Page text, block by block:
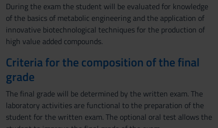
During the exam the student will be evaluated for knowledge
of the basics of metabolic engineering and the application of
innovative biotechnological techniques for the production of
high value added compounds.
Criteria for the composition of the final
grade
The final grade will be determined by the written exam. The
laboratory activities are functional to the preparation of the
student for the written exam. The optional oral test allows the